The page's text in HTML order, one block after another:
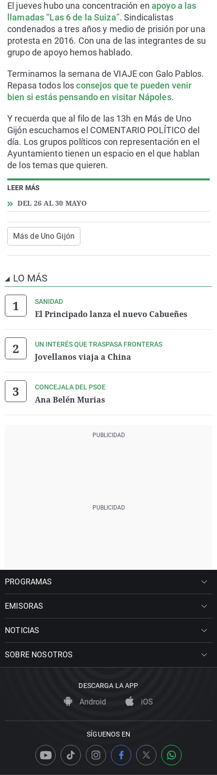
LEER MÁS
DEL 26 AL 30 MAYO
El jueves hubo una concentración en apoyo a las
llamadas “Las 6 de la Suiza”. Sindicalistas
condenados a tres años y medio de prisión por una
protesta en 2016. Con una de las integrantes de su
grupo de apoyo hemos hablado.
Terminamos la semana de VIAJE con Galo Pablos.
Repasa todos losconsejos que te pueden venir
bien si estás pensando en visitar Nápoles.
Y recuerda que al filo de las 13h en Más de Uno
Gijón escuchamos el COMENTARIO POLÍTICO del
día. Los grupos políticos con representación en el
Ayuntamiento tienen un espacio en el que hablan
de los temas que quieren.
Más de Uno Gijón
LO MÁS
SANIDAD
El Principado lanza el nuevo Cabueñes
UN INTERÉS QUE TRASPASA FRONTERAS
Jovellanos viaja a China
CONCEJALA DEL PSOE
Ana Belén Murias
PROGRAMAS
EMISORAS
NOTICIAS
SOBRE NOSOTROS
DESCARGA LA APP
Android iOS
SÍGUENOS EN